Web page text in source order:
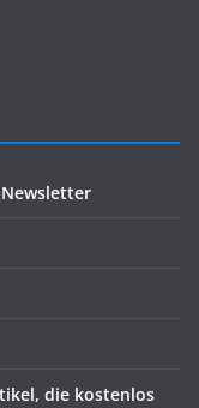
die kostenlos